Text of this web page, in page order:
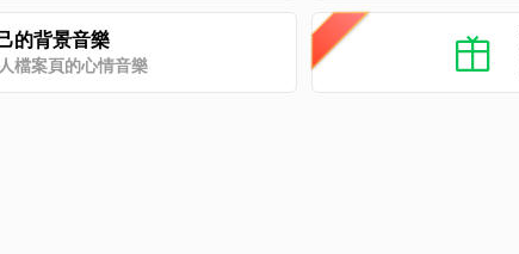
的背景音樂
檔案頁的心情音樂